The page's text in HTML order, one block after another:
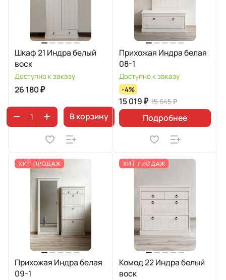
Шкаф 21 Индра белый
воск
Доступно к заказу
26 180 ₽
В корзину
Прихожая Индра белая
08-1
Доступно к заказу
-4%
15 019 ₽ 15 645 ₽
Подробнее
ХИТ ПРОДАЖ
Прихожая Индра белая
09-1
ХИТ ПРОДАЖ
Комод 22 Индра белый
воск